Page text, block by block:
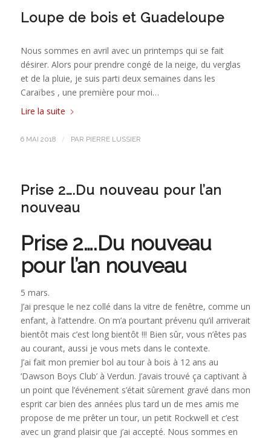
Loupe de bois et Guadeloupe
Nous sommes en avril avec un printemps qui se fait
désirer. Alors pour prendre congé de la neige, du verglas
et de la pluie, je suis parti deux semaines dans les
Caraïbes , une première pour moi…
Lire la suite
6 MAI 2018 / PAR PIERRE LUSSIER
Prise 2….Du nouveau pour l’an
nouveau
Prise 2….Du nouveau
pour l’an nouveau
5 mars.
J’ai presque le nez collé dans la vitre de fenêtre, comme un
enfant, à l’attendre. On m’a pourtant prévenu qu’il arriverait
bientôt mais c’est long bientôt !!! Bien sûr, vous n’êtes pas
au courant, aussi je vous mets dans le contexte.
J’ai fait mon premier bol au tour à bois à 12 ans au
‘Dawson Boys Club’ à Verdun. J’avais trouvé ça captivant à
un point que l’événement s’était sûrement gravé dans mon
esprit car bien des années plus tard un de mes amis me
propose de me prêter un tour, un petit Rockwell et c’est
avec un grand plaisir que j’ai accepté. Nous sommes en